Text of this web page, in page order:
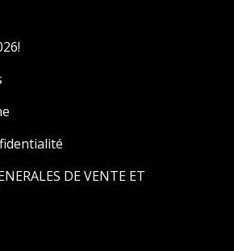
DE VENTE ET